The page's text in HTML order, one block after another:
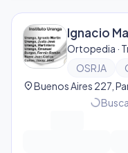
Ignacio
Ortopedia ·
OSRJA
location_onBuenos Aires 227,
progress_activity